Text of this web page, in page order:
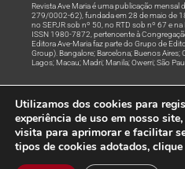
Revista Ave Maria é uma publicação mensal
279/0002-62), fundada em 28 de maio de
no SEPJR sob nº 50, no RTD sob nº 67 e na
ISSN 1980-7872, pertencente à
Editora Ave-Maria faz parte do Grupo de
Group). Bangalore; Barcelona; Buenos Aires;
Lagos; Macau; Madri; Manila; Owerri; São
© Todos os Direitos
Utilizamos dos cookies para
experiência de uso em nosso
visita para aprimorar e facilitar
tipos de cookies adotados,